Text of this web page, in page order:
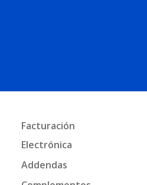
Facturación
Electrónica
Addendas